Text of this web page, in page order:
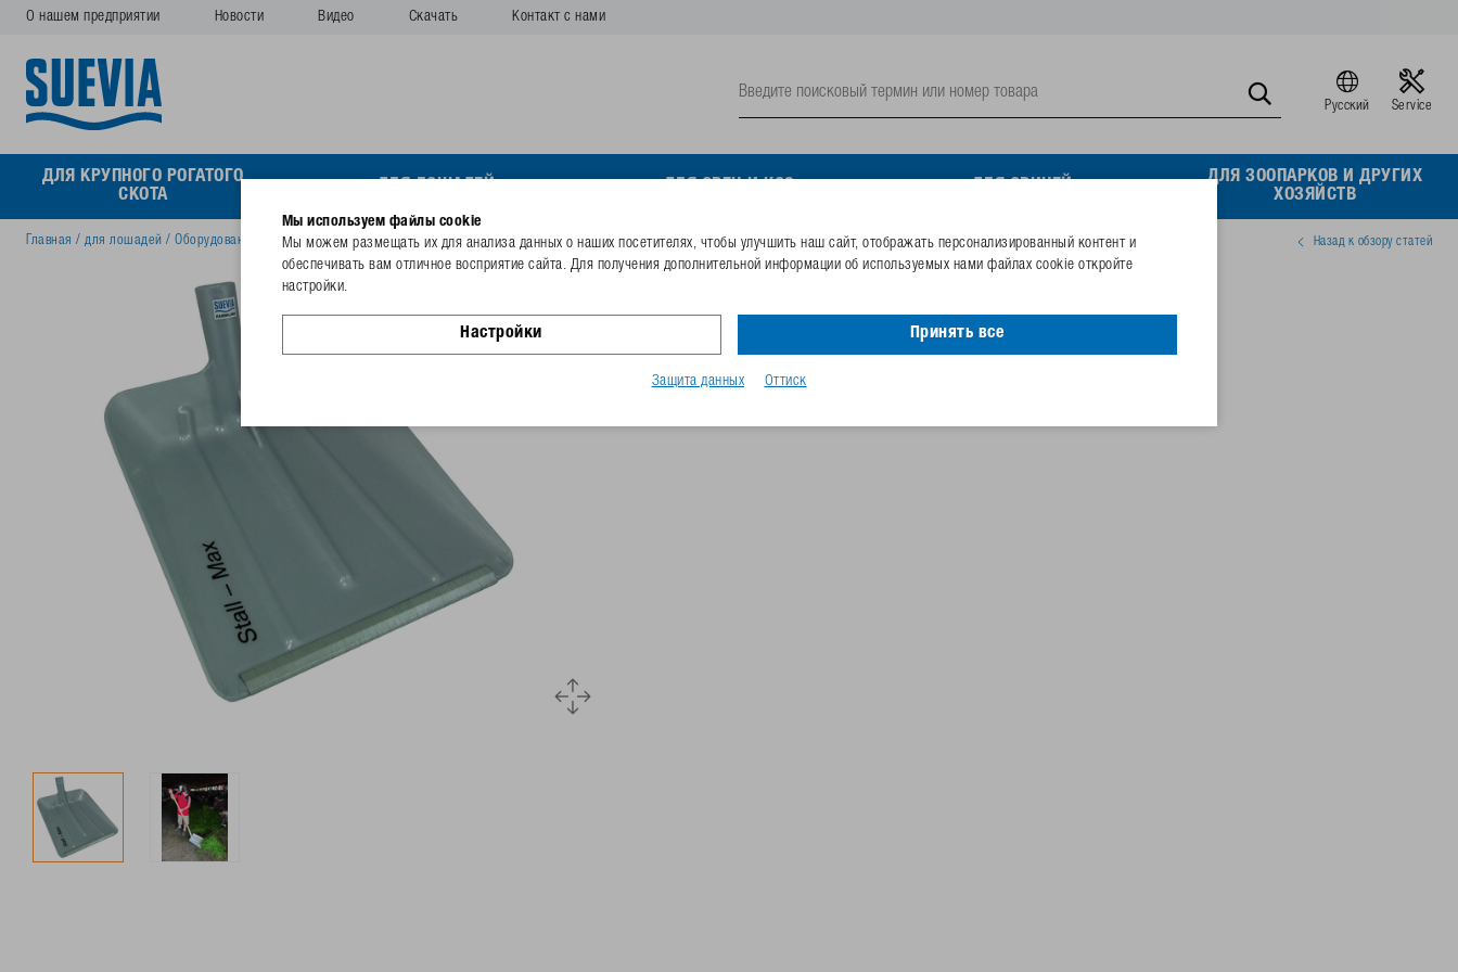
О нашем предприятии Новости Видео Скачать Контакт с нами
Русский Service
ДЛЯ КРУПНОГО РОГАТОГО
СКОТА
ДЛЯ ЗООПАРКОВ И ДРУГИХ
ХОЗЯЙСТВ
Главная / для лошадей / Oборудование для коневодства/Shovel Stall-Max, plastic size 9 Назад к обзору статей
300.0386
Мы используем файлы cookie
Мы можем размещать их для анализа данных о наших посетителях, чтобы улучшить наш сайт, отображать персонализированный контент и
обеспечивать вам отличное восприятие сайта. Для получения дополнительной информации об используемых нами файлах cookie откройте
настройки.
Настройки Принять все
Защита данных Оттиск